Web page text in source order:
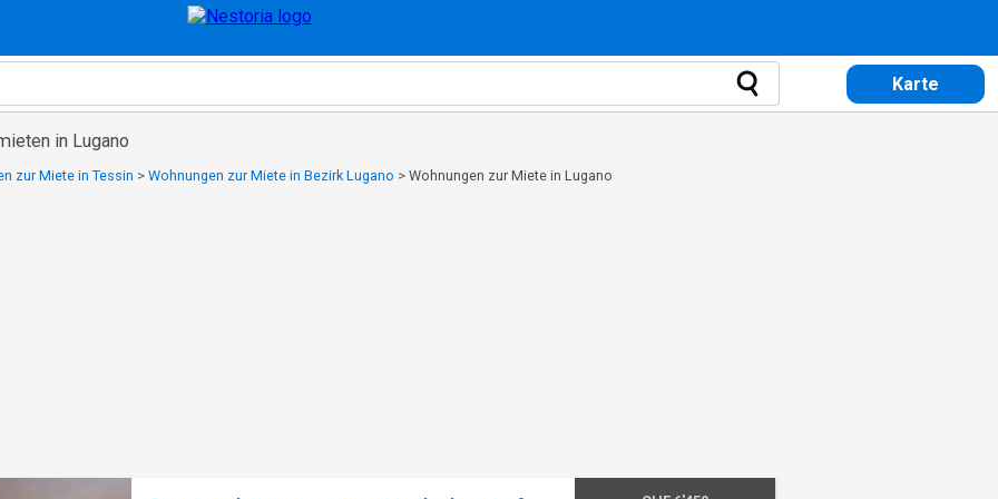
Karte
in Lugano
zur Miete in Tessin > Wohnungen zur Miete in Bezirk Lugano > Wohnungen zur Miete in Lugano